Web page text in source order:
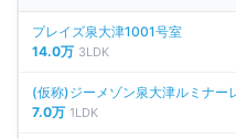
プレイズ泉大津1001号室
14.0万 3LDK
(仮称)ジーメゾン泉大津ルミナー
7.0万 1LDK